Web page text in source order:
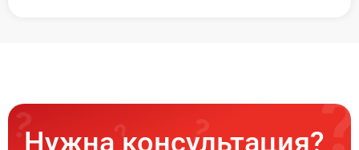
Нужна консультация?